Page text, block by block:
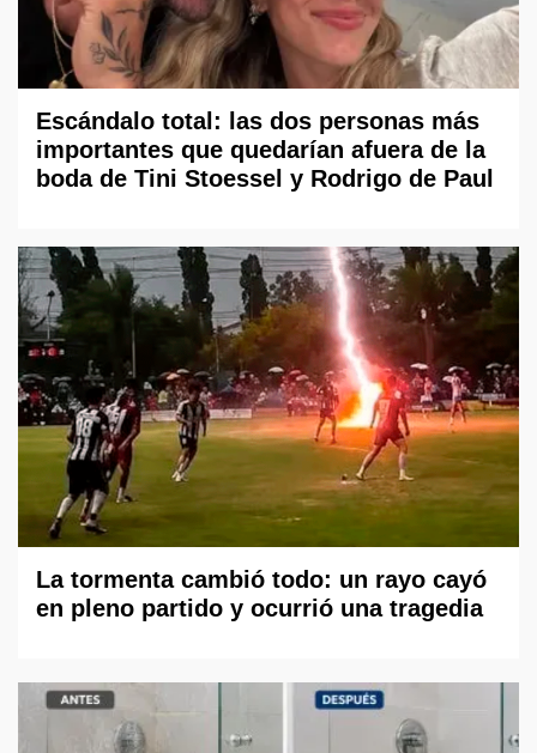
Escándalo total: las dos personas más
importantes que quedarían afuera de la
boda de Tini Stoessel y Rodrigo de Paul
La tormenta cambió todo: un rayo cayó
en pleno partido y ocurrió una tragedia